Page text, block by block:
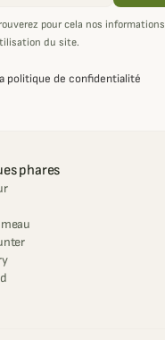
pour cela nos
du site.
politique de confidentialité
phares